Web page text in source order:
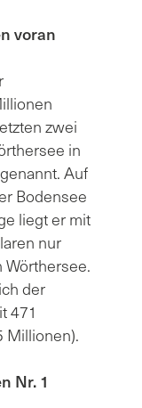
voran
zwei
in
Auf
Bodensee
liegt er mit
nur
der
471
Millionen).
Nr. 1